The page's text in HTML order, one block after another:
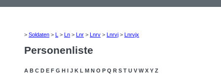
> Soldaten > L > Ln > Lnr > Lnrv > Lnrvj > Lnrvjx
Personenliste
A B C D E F G H I J K L M N O P Q R S T U V W X Y Z